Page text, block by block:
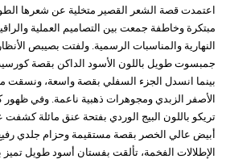
اعتمدت قصة الشعر القصير متخلية عن شعرها
مبتكرة وخاطفة جمعت بين التصاميم العملية
النهارية والمناسبات الرسمية. ولفتت بصيبص
جمبسوت طويل باللون الأسود الداكن بقصة
بينما انسدل الجزء السفلي بقصة واسعة، ونسقت
الأصفر الزبدي ومجوهرات ذهبية ناعمة. وفي ظهور
تريكو باللون البيج الوردي بفتحة عنق مائلة
أبيض عالي الخصر بقصة مستقيمة وحزام جلدي
الإطلالات الفخمة، تألقت بفستان أسود طويل تميز